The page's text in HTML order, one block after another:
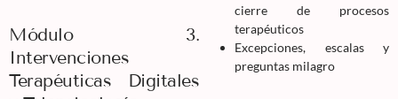
Módulo 3.
Intervenciones
Terapéuticas Digitales
cierre de procesos
terapéuticos
Excepciones, escalas y
preguntas milagro